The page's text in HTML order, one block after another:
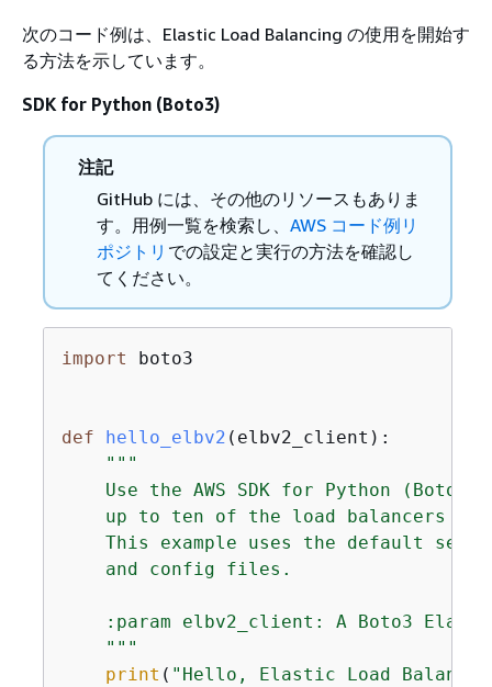
次のコード例は、Elastic Load Balancing の使用を開始す
る方法を示しています。
SDK for Python (Boto3)
注記
GitHub には、その他のリソースもありま
す。用例一覧を検索し、 AWS コード例リ
ポジトリ での設定と実行の方法を確認し
てください。
import boto3
def hello_elbv2 ( elbv2_client ):
"""
Use the AWS SDK for Python
up to ten of the load balancers
This example uses the default
    and config files.
:param elbv2_client: A Boto3
    """
print ( "Hello, Elastic Load